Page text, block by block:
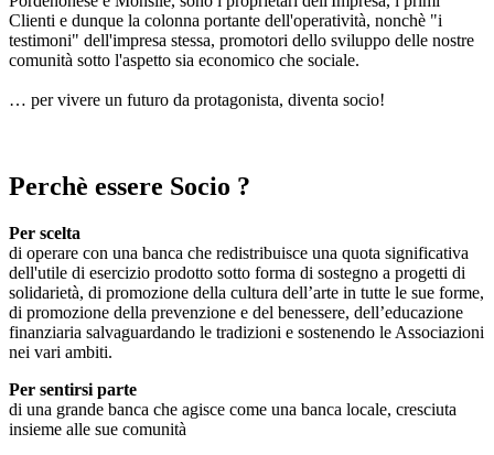
Clienti e dunque la colonna portante dell'operatività, nonchè "i
testimoni" dell'impresa stessa, promotori dello sviluppo delle nostre
comunità sotto l'aspetto sia economico che sociale.
… per vivere un futuro da protagonista, diventa socio!
Perchè essere Socio ?
Per scelta
di operare con una banca che redistribuisce una quota significativa
dell'utile di esercizio prodotto sotto forma di sostegno a progetti di
solidarietà, di promozione della cultura dell’arte in tutte le sue forme,
di promozione della prevenzione e del benessere, dell’educazione
finanziaria salvaguardando le tradizioni e sostenendo le Associazioni
nei vari ambiti.
Per sentirsi parte
di una grande banca che agisce come una banca locale, cresciuta
insieme alle sue comunità